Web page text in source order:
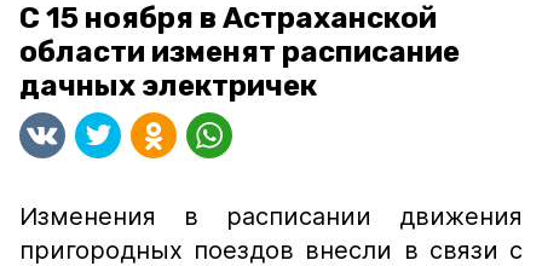
С 15 ноября в Астраханской
области изменят расписание
дачных электричек
Изменения в расписании движения
пригородных поездов внесли в связи с